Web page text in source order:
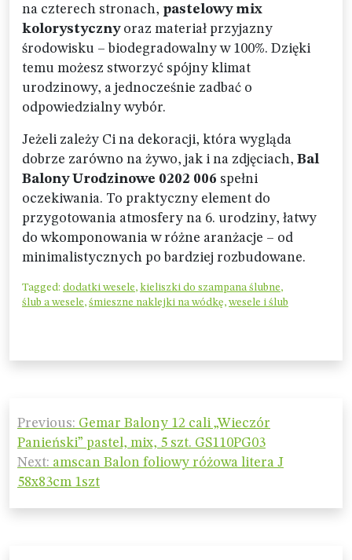
na czterech stronach, pastelowy mix
kolorystycznyoraz materiał przyjazny
środowisku – biodegradowalny w 100%. Dzięki
temu możesz stworzyć spójny klimat
urodzinowy, a jednocześnie zadbać o
odpowiedzialny wybór.
Jeżeli zależy Ci na dekoracji, która wygląda
dobrze zarówno na żywo, jak i na zdjęciach, Bal
Balony Urodzinowe 0202 006 spełni
oczekiwania. To praktyczny element do
przygotowania atmosfery na 6. urodziny, łatwy
do wkomponowania w różne aranżacje – od
minimalistycznych po bardziej rozbudowane.
Tagged: dodatki wesele, kieliszki do szampana ślubne,
ślub a wesele, śmieszne naklejki na wódkę, wesele i ślub
Nawigacja
wpisu
Previous: Gemar Balony 12 cali „Wieczór
Panieński” pastel, mix, 5 szt. GS110PG03
Next: amscan Balon foliowy różowa litera J
58x83cm 1szt